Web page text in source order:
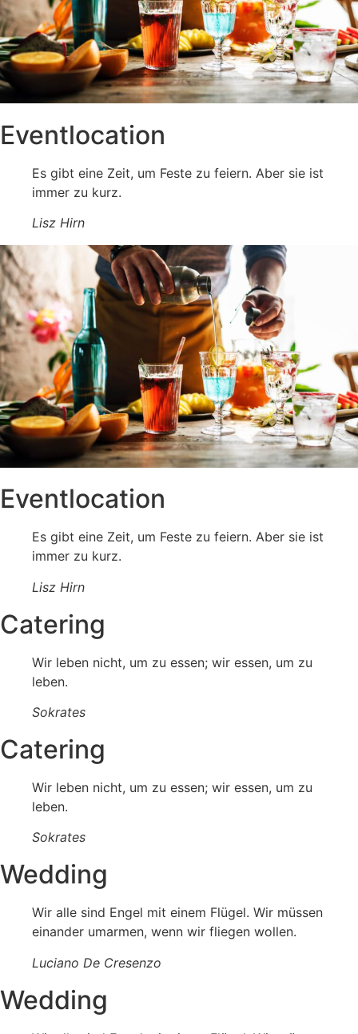
Eventlocation
Es gibt eine Zeit, um Feste zu feiern. Aber sie ist
immer zu kurz.
Lisz Hirn
Eventlocation
Es gibt eine Zeit, um Feste zu feiern. Aber sie ist
immer zu kurz.
Lisz Hirn
Catering
Wir leben nicht, um zu essen; wir essen, um zu
leben.
Sokrates
Catering
Wir leben nicht, um zu essen; wir essen, um zu
leben.
Sokrates
Wedding
Wir alle sind Engel mit einem Flügel. Wir müssen
einander umarmen, wenn wir fliegen wollen.
Luciano De Cresenzo
Wedding